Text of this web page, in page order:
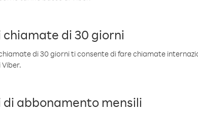
chiamate di 30 giorni
di 30 giorni ti consente di fare chiamate
Viber.
di abbonamento mensili